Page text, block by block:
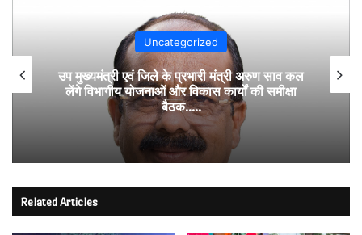
Uncategorized
उप मुख्यमंत्री एवं जिले के प्रभारी मंत्री अरुण साव कल
लेंगे विभागीय योजनाओं और विकास कार्यों की समीक्षा
बैठक…..
Related Articles